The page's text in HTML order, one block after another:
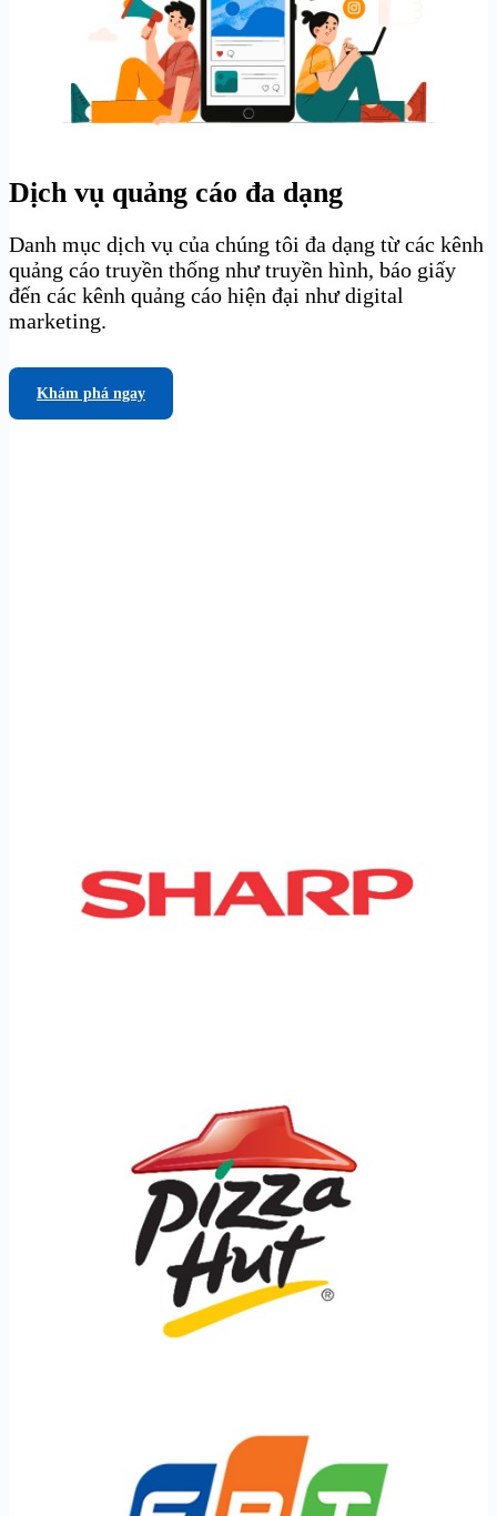
Dịch vụ quảng cáo đa dạng
Danh mục dịch vụ của chúng tôi đa dạng từ các kênh
quảng cáo truyền thống như truyền hình, báo giấy
đến các kênh quảng cáo hiện đại như digital
marketing.
Khám phá ngay